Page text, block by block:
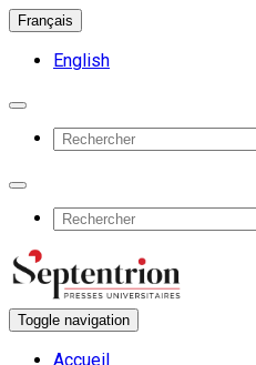
Français
English
Toggle navigation
Accueil